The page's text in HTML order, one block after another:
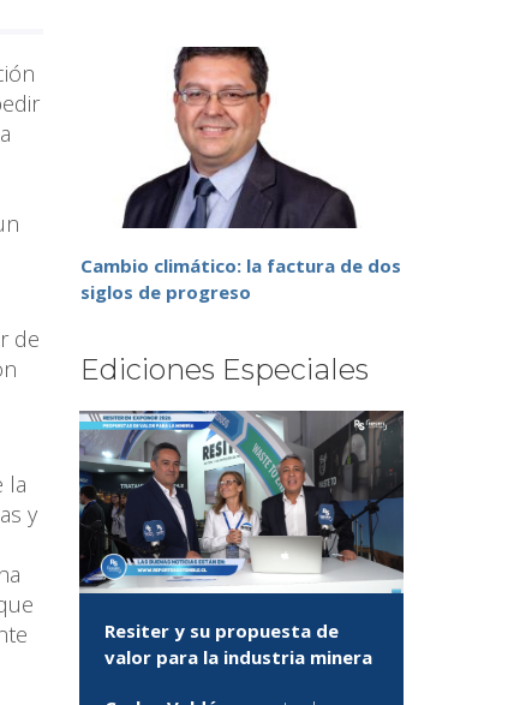
de
la
y
Cambio climático: la factura de dos
siglos de progreso
Ediciones Especiales
Resiter y su propuesta de
valor para la industria minera